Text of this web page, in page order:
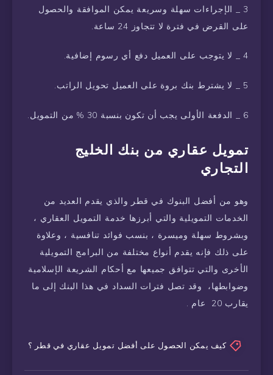
3 _ الإجراءات سهلة وسريعة يمكن الموافقة والحصول
على القرض في فترة لا تتجاوز 24 ساعة.
4 _ لا يتوجب على العميل دفع أي رسوم إضافية.
5 _ لا يشترط بنك بروة على العميل تحويل الراتب.
6 _ الدفعة الأولى يجب أن تكون بنسبة 30 % من التمويل.
تمويل عقاري من بنك الخليج
التجاري
وهو من أفضل البنوك في قطر والذي يقدم العديد من
الخدمات التمويلية والتي أبرزها خدمة التمويل العقاري ،
وبشروط سهلة وميسرة ، بنسب فوائد تنافسية ، وعلاوة
على ذلك فإنه يقدم أنواع مختلفة من البرامج التمويلية
الأخرى والتي تتوافق جميعها مع أحكام الشريعة الإسلامية
وضوابطها، وقد تصل فترات السداد في هذا البنك إلى ما
يقارب 20 عام .
كيف يمكن الحصول على أفضل تمويل عقاري في قطر ؟